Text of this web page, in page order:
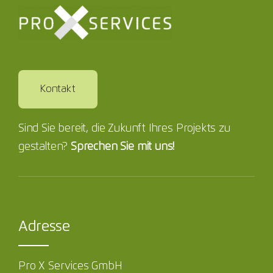
Kontakt
Sind Sie bereit, die Zukunft Ihres Projekts zu
gestalten? Sprechen Sie mit uns!
Adresse
Pro X Services GmbH